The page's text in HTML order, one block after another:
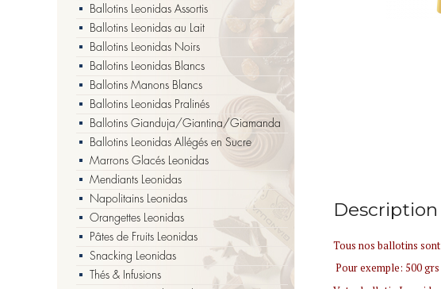
Description
Tous nos ballotins
Pour exemple: 500
Ballotins Leonidas Assortis
Ballotins Leonidas au Lait
Ballotins Leonidas Noirs
Ballotins Leonidas Blancs
Ballotins Manons Blancs
Ballotins Leonidas Pralinés
Ballotins Gianduja/Giantina/Giamanda
Ballotins Leonidas Allégés en Sucre
Marrons Glacés Leonidas
Mendiants Leonidas
Napolitains Leonidas
Orangettes Leonidas
Pâtes de Fruits Leonidas
Snacking Leonidas
Thés & Infusions